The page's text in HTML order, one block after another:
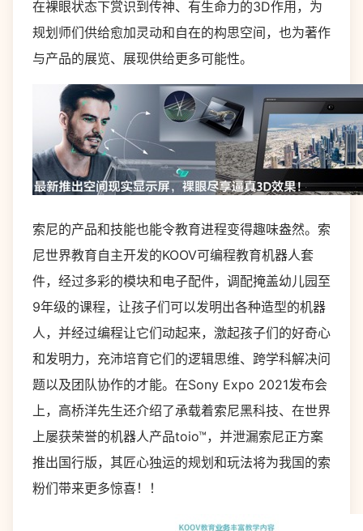
在裸眼状态下赏识到传神、有生命力的3D作用，为
规划师们供给愈加灵动和自在的构思空间，也为著作
与产品的展览、展现供给更多可能性。
索尼的产品和技能也能令教育进程变得趣味盎然。索
尼世界教育自主开发的KOOV可编程教育机器人套
件，经过多彩的模块和电子配件，调配掩盖幼儿园至
9年级的课程，让孩子们可以发明出各种造型的机器
人，并经过编程让它们动起来，激起孩子们的好奇心
和发明力，充沛培育它们的逻辑思维、跨学科解决问
题以及团队协作的才能。在Sony Expo 2021发布会
上，高桥洋先生还介绍了承载着索尼黑科技、在世界
上屡获荣誉的机器人产品toio™，并泄漏索尼正方案
推出国行版，其匠心独运的规划和玩法将为我国的索
粉们带来更多惊喜！！